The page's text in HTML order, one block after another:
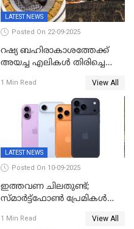
LATEST NEWS
Posted On 22-09-2025
റഷ്യ ബഹിരാകാശത്തേക്ക്‌
അയച്ച എലികൾ തിരിച്ചെത്തി;
ജീവനോടെ എത്തിയവ 75
1 Min Read View All
LATEST NEWS
Posted On 10-09-2025
ഇത്തവണ ചിലതുണ്ട്;
സ്മാർട്ട്ഫോൺ പ്രേമികൾക്ക്
പക്ഷേ വിലയോ..; ഐഫോൺ
1 Min Read View All